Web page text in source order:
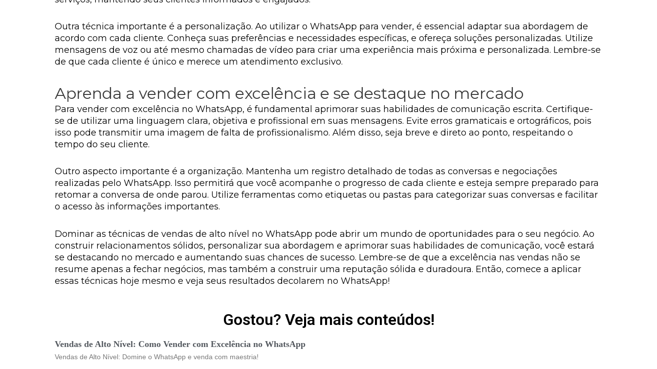
Outra técnica importante é a personalização. Ao utilizar o WhatsApp para vender, é essencial adaptar sua abordagem de
acordo com cada cliente. Conheça suas preferências e necessidades específicas, e ofereça soluções personalizadas. Utilize
mensagens de voz ou até mesmo chamadas de vídeo para criar uma experiência mais próxima e personalizada. Lembre-se
de que cada cliente é único e merece um atendimento exclusivo.
Aprenda a vender com excelência e se destaque no mercado
Para vender com excelência no WhatsApp, é fundamental aprimorar suas habilidades de comunicação escrita. Certifique-
se de utilizar uma linguagem clara, objetiva e profissional em suas mensagens. Evite erros gramaticais e ortográficos, pois
isso pode transmitir uma imagem de falta de profissionalismo. Além disso, seja breve e direto ao ponto, respeitando o
tempo do seu cliente.
Outro aspecto importante é a organização. Mantenha um registro detalhado de todas as conversas e negociações
realizadas pelo WhatsApp. Isso permitirá que você acompanhe o progresso de cada cliente e esteja sempre preparado para
retomar a conversa de onde parou. Utilize ferramentas como etiquetas ou pastas para categorizar suas conversas e facilitar
o acesso às informações importantes.
Dominar as técnicas de vendas de alto nível no WhatsApp pode abrir um mundo de oportunidades para o seu negócio. Ao
construir relacionamentos sólidos, personalizar sua abordagem e aprimorar suas habilidades de comunicação, você estará
se destacando no mercado e aumentando suas chances de sucesso. Lembre-se de que a excelência nas vendas não se
resume apenas a fechar negócios, mas também a construir uma reputação sólida e duradoura. Então, comece a aplicar
essas técnicas hoje mesmo e veja seus resultados decolarem no WhatsApp!
Gostou? Veja mais conteúdos!
Vendas de Alto Nível: Como Vender com Excelência no WhatsApp
Vendas de Alto Nível: Domine o WhatsApp e venda com maestria!